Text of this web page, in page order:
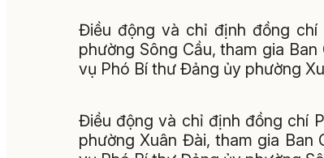
Điều động và chỉ định đồng
phường Sông Cầu, tham gia
vụ Phó Bí thư Đảng ủy phường
Điều động và chỉ định đồng chí
phường Xuân Đài, tham gia